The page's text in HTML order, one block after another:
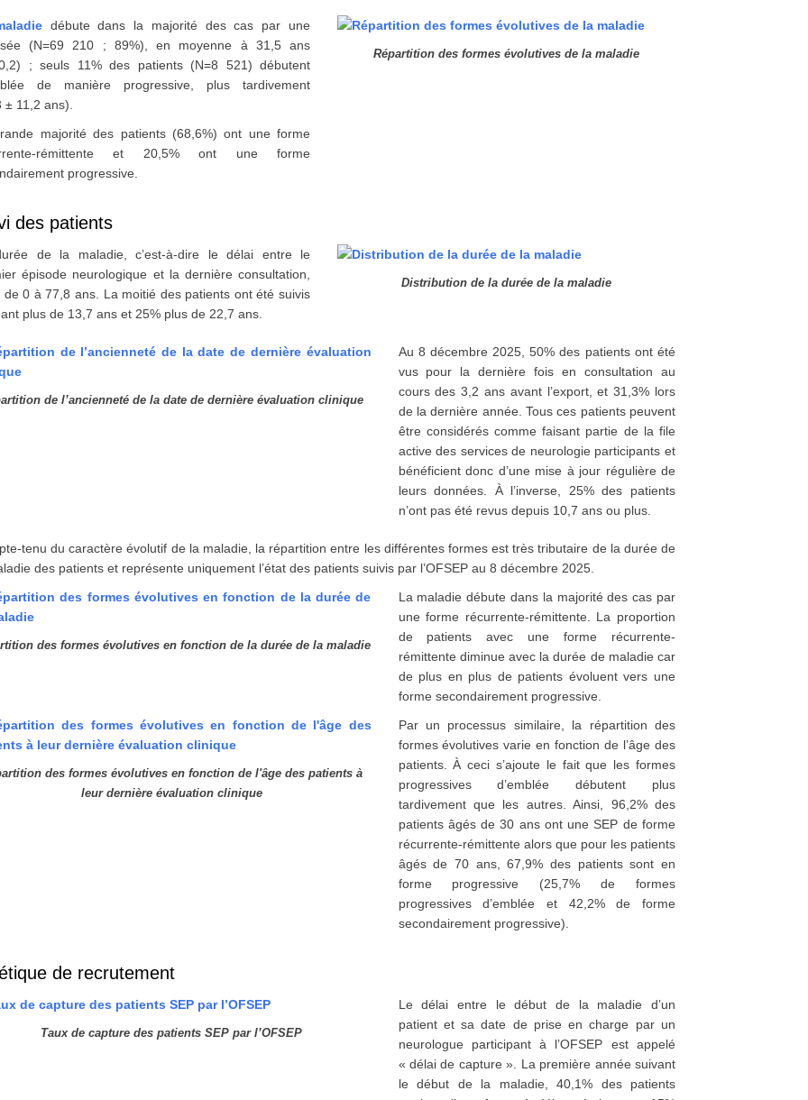
débute dans la majorité des cas par une
(N=69 210 ; 89%), en moyenne à 31,5 ans
; seuls 11% des patients (N=8 521) débutent
de manière progressive, plus tardivement
± 11,2 ans).
majorité des patients (68,6%) ont une forme
rémittente et 20,5% ont une forme
progressive.
Répartition des formes évolutives de la maladie
des patients
de la maladie, c’est-à-dire le délai entre le
épisode neurologique et la dernière consultation,
de 0 à 77,8 ans. La moitié des patients ont été suivis
plus de 13,7 ans et 25% plus de 22,7 ans.
Distribution de la durée de la maladie
de l’ancienneté de la date de dernière évaluation clinique
Au 8 décembre 2025, 50% des patients ont été
vus pour la dernière fois en consultation au
cours des 3,2 ans avant l’export, et 31,3% lors
de la dernière année. Tous ces patients peuvent
être considérés comme faisant partie de la file
active des services de neurologie participants et
bénéficient donc d’une mise à jour régulière de
leurs données. À l’inverse, 25% des patients
n’ont pas été revus depuis 10,7 ans ou plus.
tenu du caractère évolutif de la maladie, la répartition entre les différentes formes est très tributaire de la durée de
des patients et représente uniquement l’état des patients suivis par l’OFSEP au 8 décembre 2025.
des formes évolutives en fonction de la durée de la maladie
La maladie débute dans la majorité des cas par
une forme récurrente-rémittente. La proportion
de patients avec une forme récurrente-
rémittente diminue avec la durée de maladie car
de plus en plus de patients évoluent vers une
forme secondairement progressive.
des formes évolutives en fonction de l'âge des patients à
leur dernière évaluation clinique
Par un processus similaire, la répartition des
formes évolutives varie en fonction de l’âge des
patients. À ceci s’ajoute le fait que les formes
progressives d’emblée débutent plus
tardivement que les autres. Ainsi, 96,2% des
patients âgés de 30 ans ont une SEP de forme
récurrente-rémittente alors que pour les patients
âgés de 70 ans, 67,9% des patients sont en
forme progressive (25,7% de formes
progressives d’emblée et 42,2% de forme
secondairement progressive).
de recrutement
Taux de capture des patients SEP par l’OFSEP
Le délai entre le début de la maladie d’un
patient et sa date de prise en charge par un
neurologue participant à l’OFSEP est appelé
« délai de capture ». La première année suivant
le début de la maladie, 40,1% des patients